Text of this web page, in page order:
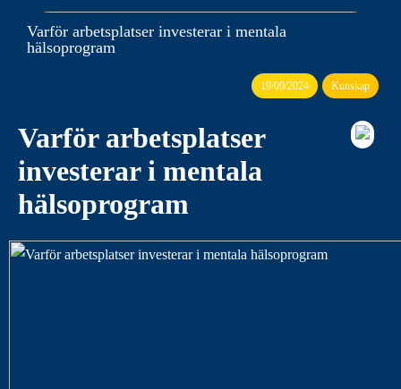
Varför arbetsplatser investerar i mentala
hälsoprogram
19/09/2024 Kunskap
Varför arbetsplatser
investerar i mentala
hälsoprogram